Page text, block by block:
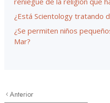
¿Está Scientology tratando
¿Se permiten niños
Mar?
Anterior